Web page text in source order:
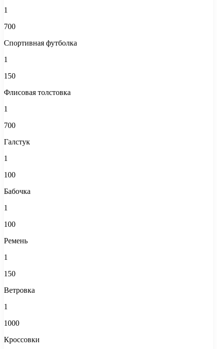
1
700
Спортивная футболка
1
150
Флисовая толстовка
1
700
Галстук
1
100
Бабочка
1
100
Ремень
1
150
Ветровка
1
1000
Кроссовки